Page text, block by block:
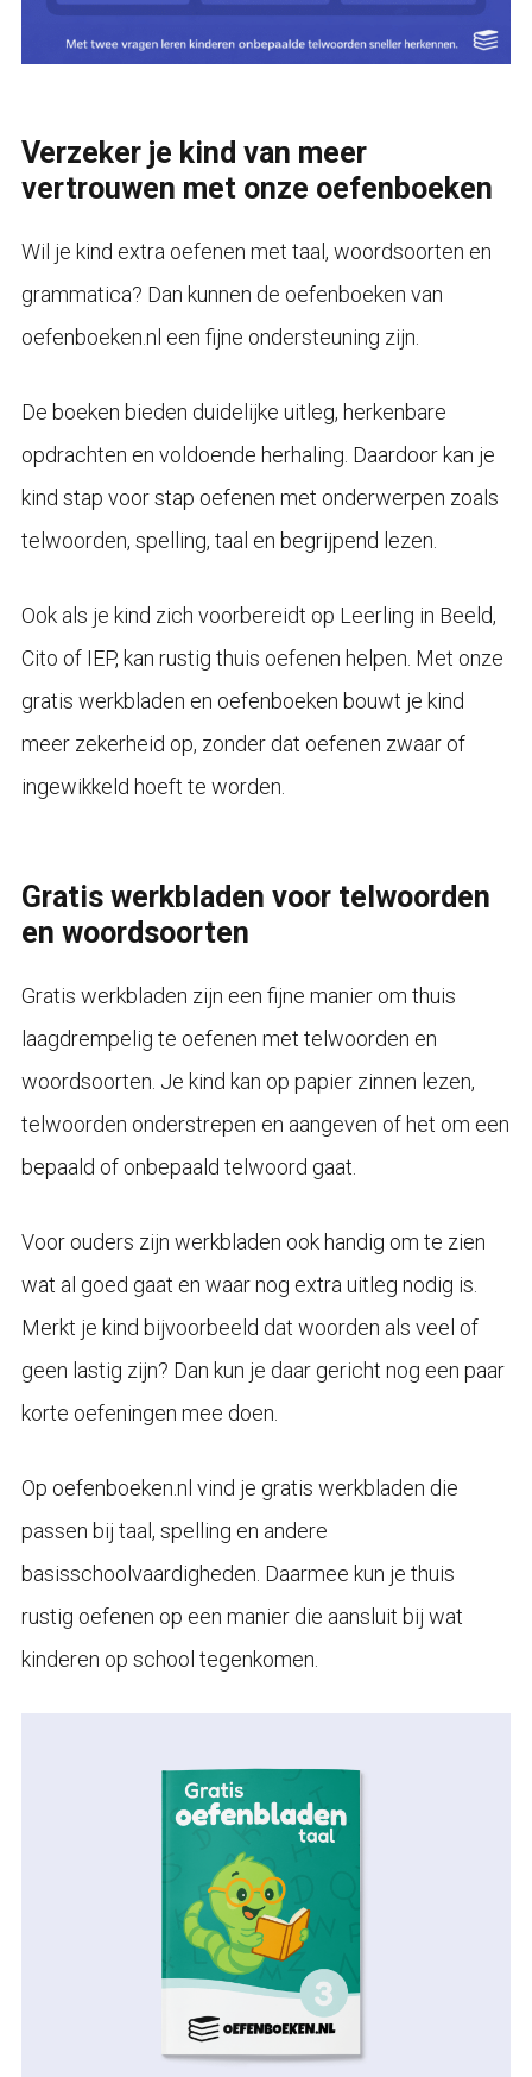
Verzeker je kind van meer
vertrouwen met onze oefenboeken
Wil je kind extra oefenen met taal, woordsoorten en
grammatica? Dan kunnen de oefenboeken van
oefenboeken.nl een fijne ondersteuning zijn.
De boeken bieden duidelijke uitleg, herkenbare
opdrachten en voldoende herhaling. Daardoor kan je
kind stap voor stap oefenen met onderwerpen zoals
telwoorden, spelling, taal en begrijpend lezen.
Ook als je kind zich voorbereidt op Leerling in Beeld,
Cito of IEP, kan rustig thuis oefenen helpen. Met onze
gratis werkbladen en oefenboeken bouwt je kind
meer zekerheid op, zonder dat oefenen zwaar of
ingewikkeld hoeft te worden.
Gratis werkbladen voor telwoorden
en woordsoorten
Gratis werkbladen zijn een fijne manier om thuis
laagdrempelig te oefenen met telwoorden en
woordsoorten. Je kind kan op papier zinnen lezen,
telwoorden onderstrepen en aangeven of het om een
bepaald of onbepaald telwoord gaat.
Voor ouders zijn werkbladen ook handig om te zien
wat al goed gaat en waar nog extra uitleg nodig is.
Merkt je kind bijvoorbeeld dat woorden als veel of
geen lastig zijn? Dan kun je daar gericht nog een paar
korte oefeningen mee doen.
Op oefenboeken.nl vind je gratis werkbladen die
passen bij taal, spelling en andere
basisschoolvaardigheden. Daarmee kun je thuis
rustig oefenen op een manier die aansluit bij wat
kinderen op school tegenkomen.